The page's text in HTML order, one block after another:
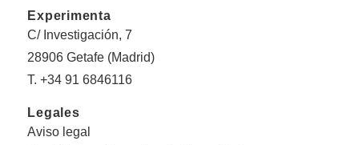
Experimenta
C/ Investigación, 7
28906 Getafe (Madrid)
T. +34 91 6846116
Legales
Aviso legal